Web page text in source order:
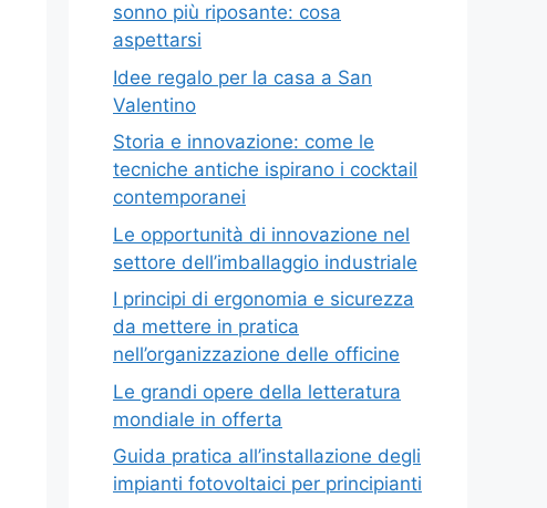
sonno più riposante: cosa
aspettarsi
Idee regalo per la casa a San
Valentino
Storia e innovazione: come le
tecniche antiche ispirano i cocktail
contemporanei
Le opportunità di innovazione nel
settore dell’imballaggio industriale
I principi di ergonomia e sicurezza
da mettere in pratica
nell’organizzazione delle officine
Le grandi opere della letteratura
mondiale in offerta
Guida pratica all’installazione degli
impianti fotovoltaici per principianti